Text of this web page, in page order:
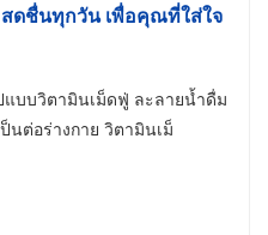
ดชื่นทุกวัน เพื่อคุณที่ใส่ใจ
บบวิตามินเม็ดฟู่ ละลายน้ำดื่ม
นต่อร่างกาย วิตามินเม็